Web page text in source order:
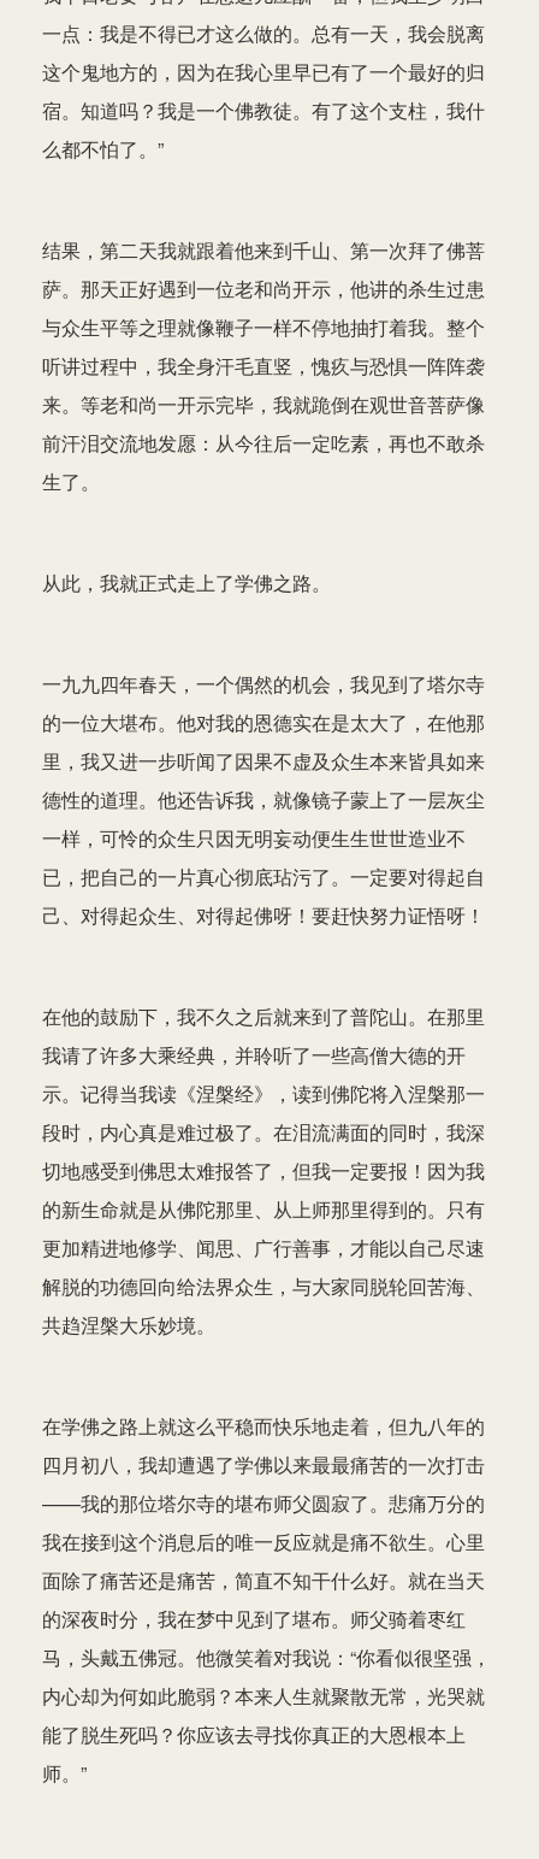
一点：我是不得已才这么做的。总有一天，我会脱离
这个鬼地方的，因为在我心里早已有了一个最好的归
宿。知道吗？我是一个佛教徒。有了这个支柱，我什
么都不怕了。”
结果，第二天我就跟着他来到千山、第一次拜了佛菩
萨。那天正好遇到一位老和尚开示，他讲的杀生过患
与众生平等之理就像鞭子一样不停地抽打着我。整个
听讲过程中，我全身汗毛直竖，愧疚与恐惧一阵阵袭
来。等老和尚一开示完毕，我就跪倒在观世音菩萨像
前汗泪交流地发愿：从今往后一定吃素，再也不敢杀
生了。
从此，我就正式走上了学佛之路。
一九九四年春天，一个偶然的机会，我见到了塔尔寺
的一位大堪布。他对我的恩德实在是太大了，在他那
里，我又进一步听闻了因果不虚及众生本来皆具如来
德性的道理。他还告诉我，就像镜子蒙上了一层灰尘
一样，可怜的众生只因无明妄动便生生世世造业不
已，把自己的一片真心彻底玷污了。一定要对得起自
己、对得起众生、对得起佛呀！要赶快努力证悟呀！
在他的鼓励下，我不久之后就来到了普陀山。在那里
我请了许多大乘经典，并聆听了一些高僧大德的开
示。记得当我读《涅槃经》，读到佛陀将入涅槃那一
段时，内心真是难过极了。在泪流满面的同时，我深
切地感受到佛思太难报答了，但我一定要报！因为我
的新生命就是从佛陀那里、从上师那里得到的。只有
更加精进地修学、闻思、广行善事，才能以自己尽速
解脱的功德回向给法界众生，与大家同脱轮回苦海、
共趋涅槃大乐妙境。
在学佛之路上就这么平稳而快乐地走着，但九八年的
四月初八，我却遭遇了学佛以来最最痛苦的一次打击
——我的那位塔尔寺的堪布师父圆寂了。悲痛万分的
我在接到这个消息后的唯一反应就是痛不欲生。心里
面除了痛苦还是痛苦，简直不知干什么好。就在当天
的深夜时分，我在梦中见到了堪布。师父骑着枣红
马，头戴五佛冠。他微笑着对我说：“你看似很坚强，
内心却为何如此脆弱？本来人生就聚散无常，光哭就
能了脱生死吗？你应该去寻找你真正的大恩根本上
师。”